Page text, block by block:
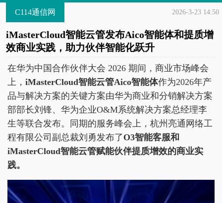
C114通信网 2026-3-23 14:50
iMasterCloud智能云管发布Aico智能体和提质增
效商业实践，助力伙伴智能化跃升
在华为中国合作伙伴大会 2026 期间，商业市场峰会
上， iMasterCloud智能云管Aico智能体作为2026年产
品与解决方案的关键方案由华为商业和分销解决方案
部部长刘锋、华为企业O&M系统解决方案总经理李
生等联合发布。同期的服务峰会上，杭州亮通网络工
程有限公司副总裁刘勇发布了O3智能客服和
iMasterCloud智能云管赋能伙伴提质增效的商业实
践。